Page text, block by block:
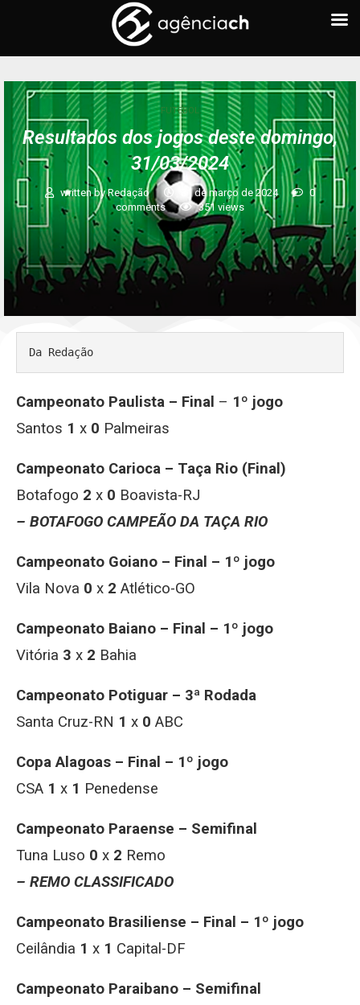
FUTEBOL
Resultados dos jogos deste domingo,
31/03/2024
written byRedação 31 de março de 2024
0
comments
351 views
Da Redação
Campeonato Paulista – Final – 1º jogo
Santos 1 x 0 Palmeiras
Campeonato Carioca – Taça Rio (Final)
Botafogo 2 x 0 Boavista-RJ
– BOTAFOGO CAMPEÃO DA TAÇA RIO
Campeonato Goiano – Final – 1º jogo
Vila Nova 0 x 2 Atlético-GO
Campeonato Baiano – Final – 1º jogo
Vitória 3 x 2 Bahia
Campeonato Potiguar – 3ª Rodada
Santa Cruz-RN 1 x 0 ABC
Copa Alagoas – Final – 1º jogo
CSA 1 x 1 Penedense
Campeonato Paraense – Semifinal
Tuna Luso 0 x 2 Remo
– REMO CLASSIFICADO
Campeonato Brasiliense – Final – 1º jogo
Ceilândia 1 x 1 Capital-DF
Campeonato Paraibano – Semifinal